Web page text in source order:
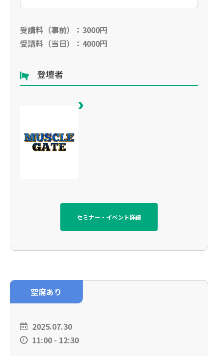
受講料（事前）：3000円
受講料（当日）：4000円
登壇者
セミナー・イベント詳細
空席あり
2025.07.30
11:00 - 12:30